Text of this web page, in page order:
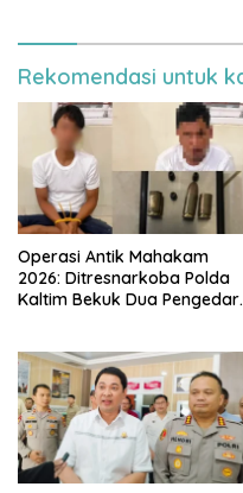
Rekomendasi untuk
Operasi Antik Mahakam
2026: Ditresnarkoba Polda
Kaltim Bekuk Dua Pengedar